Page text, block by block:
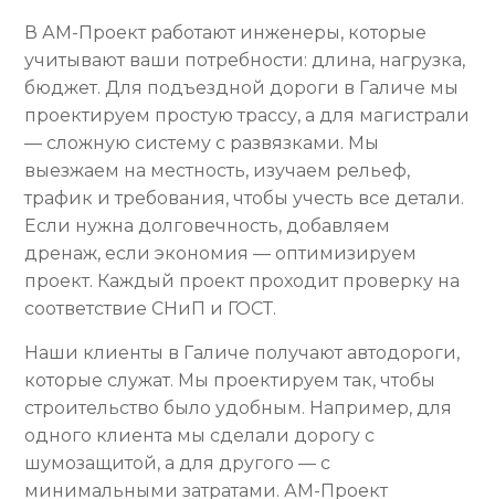
В АМ-Проект работают инженеры, которые
учитывают ваши потребности: длина, нагрузка,
бюджет. Для подъездной дороги в Галиче мы
проектируем простую трассу, а для магистрали
— сложную систему с развязками. Мы
выезжаем на местность, изучаем рельеф,
трафик и требования, чтобы учесть все детали.
Если нужна долговечность, добавляем
дренаж, если экономия — оптимизируем
проект. Каждый проект проходит проверку на
соответствие СНиП и ГОСТ.
Наши клиенты в Галиче получают автодороги,
которые служат. Мы проектируем так, чтобы
строительство было удобным. Например, для
одного клиента мы сделали дорогу с
шумозащитой, а для другого — с
минимальными затратами. АМ-Проект